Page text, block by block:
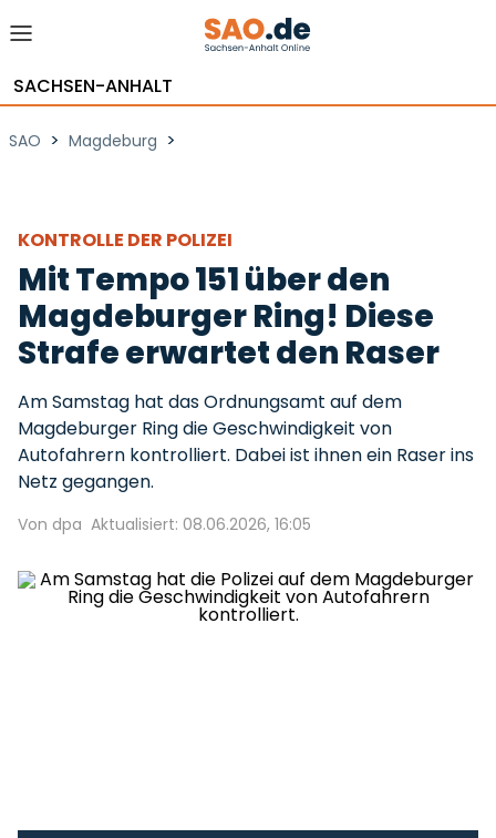
SACHSEN-ANHALT
SAO > Magdeburg >
KONTROLLE DER POLIZEI
Mit Tempo 151 über den
Magdeburger Ring! Diese
Strafe erwartet den Raser
Am Samstag hat das Ordnungsamt auf dem
Magdeburger Ring die Geschwindigkeit von
Autofahrern kontrolliert. Dabei ist ihnen ein Raser ins
Netz gegangen.
Von dpa Aktualisiert: 08.06.2026, 16:05